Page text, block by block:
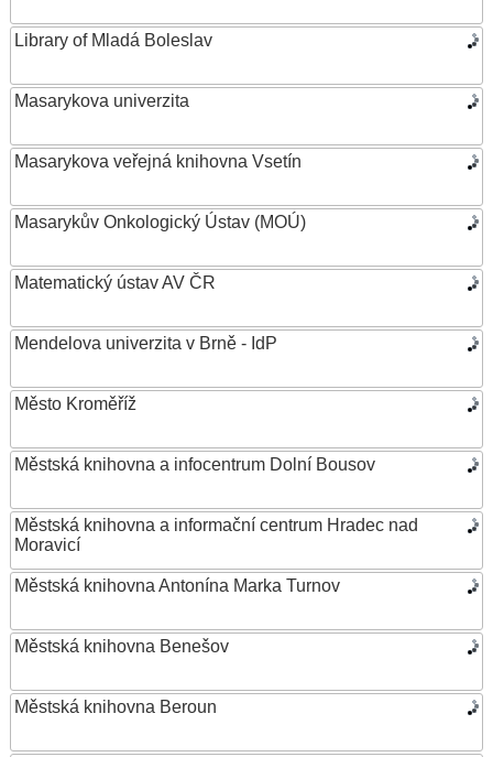
Library of Mladá Boleslav
Masarykova univerzita
Masarykova veřejná knihovna Vsetín
Masarykův Onkologický Ústav (MOÚ)
Matematický ústav AV ČR
Mendelova univerzita v Brně - IdP
Město Kroměříž
Městská knihovna a infocentrum Dolní Bousov
Městská knihovna a informační centrum Hradec nad
Moravicí
Městská knihovna Antonína Marka Turnov
Městská knihovna Benešov
Městská knihovna Beroun